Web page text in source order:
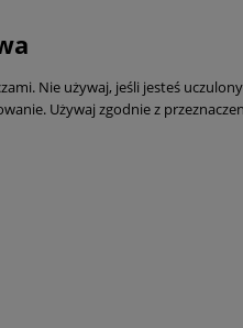
Nie używaj, jeśli jesteś
Używaj zgodnie z